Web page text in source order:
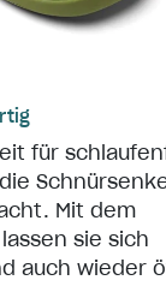
für
Mit dem
sie sich
auch wieder